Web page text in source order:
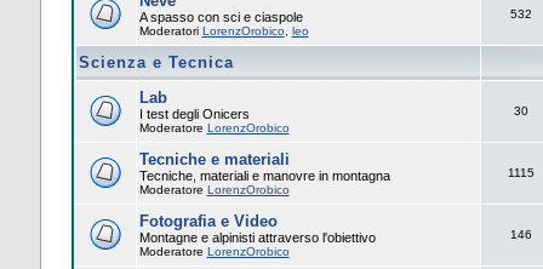
A spasso con sci e ciaspole
Moderatori LorenzOrobico leo
532
Scienza e Tecnica
Lab
I test degli Onicers
Moderatore LorenzOrobico
30
Tecniche e materiali
Tecniche, materiali e manovre in montagna
Moderatore LorenzOrobico
1115
Fotografia e Video
Montagne e alpinisti attraverso l'obiettivo
Moderatore LorenzOrobico
146